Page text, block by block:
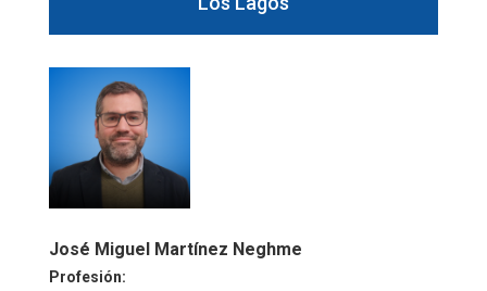
José Miguel Martínez Neghme
Profesión: